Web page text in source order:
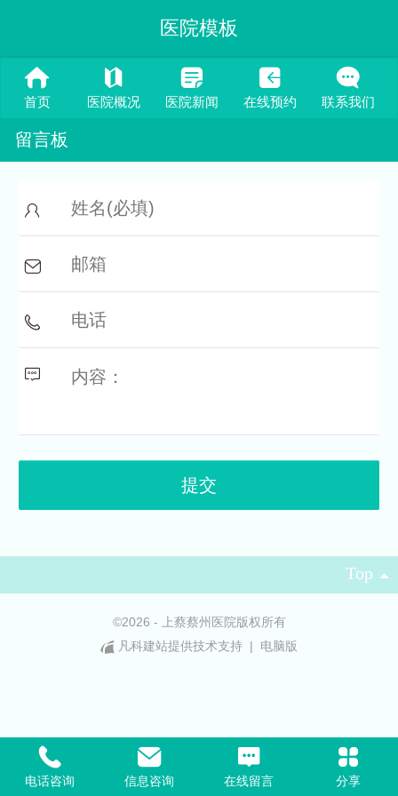
医院模板
首页 医院概况 医院新闻 在线预约 联系我们
留言板
Top
©2026 - 上蔡蔡州医院版权所有
凡科建站提供技术支持
| 电脑版
电话咨询 信息咨询 在线留言 分享